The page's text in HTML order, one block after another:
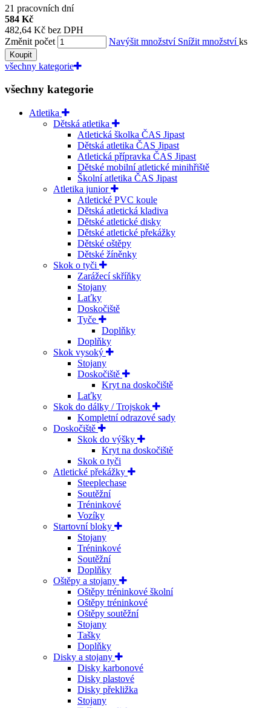
21 pracovních dní
584 Kč
482,64 Kč bez DPH
Změnit počet
Navýšit množství Snížit množstvíks
Koupit
všechny kategorie
všechny kategorie
Atletika
Dětská atletika
Atletická školka ČAS Jipast
Dětská atletika ČAS Jipast
Atletická přípravka ČAS Jipast
Dětské mobilní atletické minihřiště
Školní atletika ČAS Jipast
Atletika junior
Atletické PVC koule
Dětská atletická kladiva
Dětské atletické disky
Dětské atletické překážky
Dětské oštěpy
Dětské žíněnky
Skok o tyči
Zarážecí skříňky
Stojany
Laťky
Doskočiště
Tyče
Doplňky
Doplňky
Skok vysoký
Stojany
Doskočiště
Kryt na doskočiště
Laťky
Skok do dálky / Trojskok
Kompletní odrazové sady
Doskočiště
Skok do výšky
Kryt na doskočiště
Skok o tyči
Atletické překážky
Steeplechase
Soutěžní
Tréninkové
Vozíky
Startovní bloky
Stojany
Tréninkové
Soutěžní
Doplňky
Oštěpy a stojany
Oštěpy tréninkové školní
Oštěpy tréninkové
Oštěpy soutěžní
Stojany
Tašky
Doplňky
Disky a stojany
Disky karbonové
Disky plastové
Disky překližka
Stojany